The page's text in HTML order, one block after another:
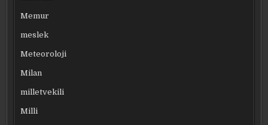
Memur
meslek
Meteoroloji
Milan
milletvekili
Milli